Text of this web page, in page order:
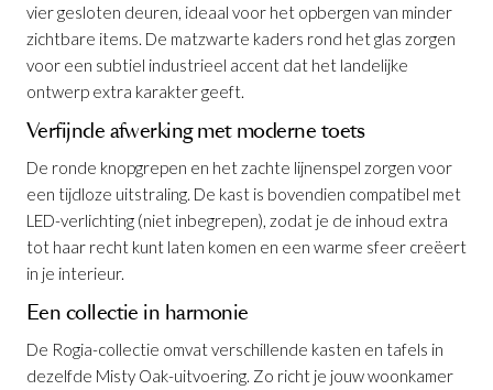
vier gesloten deuren, ideaal voor het opbergen van minder
zichtbare items. De matzwarte kaders rond het glas zorgen
voor een subtiel industrieel accent dat het landelijke
ontwerp extra karakter geeft.
Verfijnde afwerking met moderne toets
De ronde knopgrepen en het zachte lijnenspel zorgen voor
een tijdloze uitstraling. De kast is bovendien compatibel met
LED-verlichting (niet inbegrepen), zodat je de inhoud extra
tot haar recht kunt laten komen en een warme sfeer creëert
in je interieur.
Een collectie in harmonie
De Rogia-collectie omvat verschillende kasten en tafels in
dezelfde Misty Oak-uitvoering. Zo richt je jouw woonkamer
Vitrinekast Rogia B240
is toegevoegd
aan je winkelmandje